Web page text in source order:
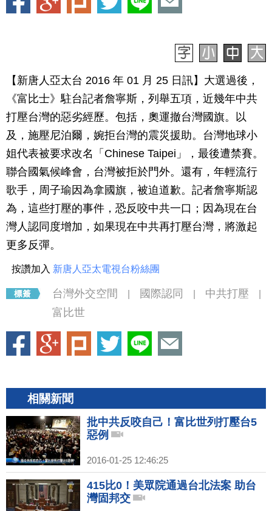
【新唐人亞太台 2016 年 01 月 25 日訊】大選過後，
《富比士》駐台記者詹寧斯，列舉五項，近幾年中共
打壓台灣的惡劣經歷。包括，奧運撤台灣國旗。以
及，施壓尼泊爾，婉拒台灣的震災援助。台灣地球小
姐代表被要求改名「Chinese Taipei」，最後遭禁賽。
聯合國氣候峰會，台灣被拒於門外。還有，年輕流行
歌手，周子瑜因為拿國旗，被迫道歉。記者詹寧斯認
為，這些打壓的事件，恐反咬中共一口；因為現在台
灣人認同度增加，如果現在中共再打壓台灣，將激起
更多反彈。
按讚加入 新唐人亞太電視台粉絲團
台灣外交空間 國際認同 中共打壓
富比世
相關新聞
批中共反咬自己！富比世列打壓台5
惡例
2016-01-25 12:46:25
415比0！美眾院通過台北法案 助台
灣固邦交